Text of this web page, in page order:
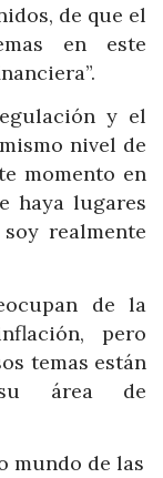
de que el
en este
y el
nivel de
momento en
haya lugares
realmente
de la
pero
temas están
área de
mundo de las